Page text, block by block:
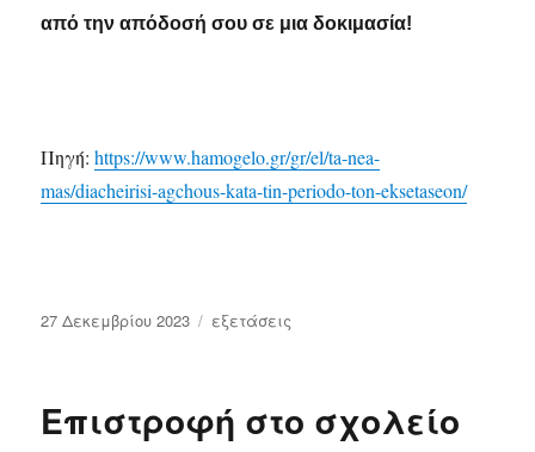
από την απόδοσή σου σε μια δοκιμασία!
Πηγή:https://www.hamogelo.gr/gr/el/ta-nea-
mas/diacheirisi-agchous-kata-tin-periodo-ton-eksetaseon/
Δημοσιεύτηκε
27 Δεκεμβρίου 2023 Κατηγορίες
εξετάσεις
Επιστροφή στο σχολείο